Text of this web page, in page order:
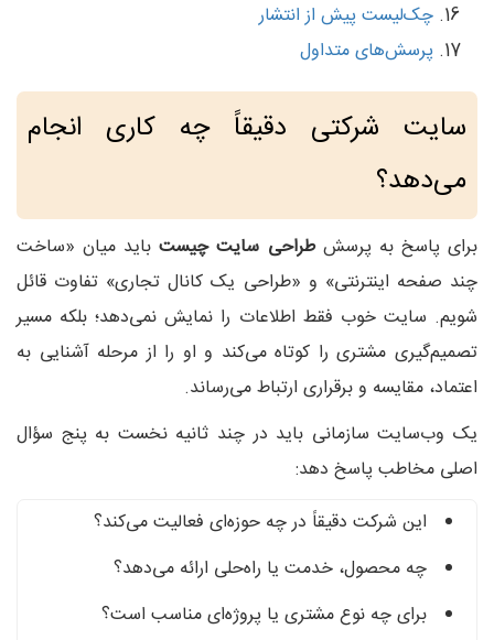
چک‌لیست پیش از انتشار
پرسش‌های متداول
سایت شرکتی دقیقاً چه کاری انجام
می‌دهد؟
برای پاسخ به پرسشطراحی سایت چیستباید میان «ساخت
چند صفحه اینترنتی» و «طراحی یک کانال تجاری» تفاوت قائل
شویم. سایت خوب فقط اطلاعات را نمایش نمی‌دهد؛ بلکه مسیر
تصمیم‌گیری مشتری را کوتاه می‌کند و او را از مرحله آشنایی به
اعتماد، مقایسه و برقراری ارتباط می‌رساند.
یک وب‌سایت سازمانی باید در چند ثانیه نخست به پنج سؤال
اصلی مخاطب پاسخ دهد:
این شرکت دقیقاً در چه حوزه‌ای فعالیت می‌کند؟
چه محصول، خدمت یا راه‌حلی ارائه می‌دهد؟
برای چه نوع مشتری یا پروژه‌ای مناسب است؟